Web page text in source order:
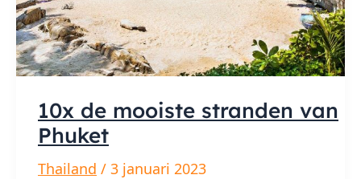
10x de mooiste stranden van
Phuket
Thailand / 3 januari 2023